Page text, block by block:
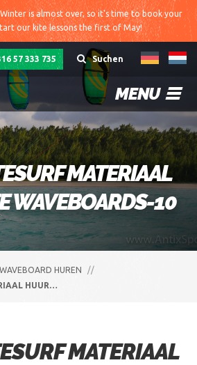
Winter is almost over, so it's time to book your
our kite lessons the first of May!
Suchen
57 333 735
MENU
MATERIAAL
WAVEBOARDS-10
WAVEBOARD HUREN
//
HUUR…
MATERIAAL